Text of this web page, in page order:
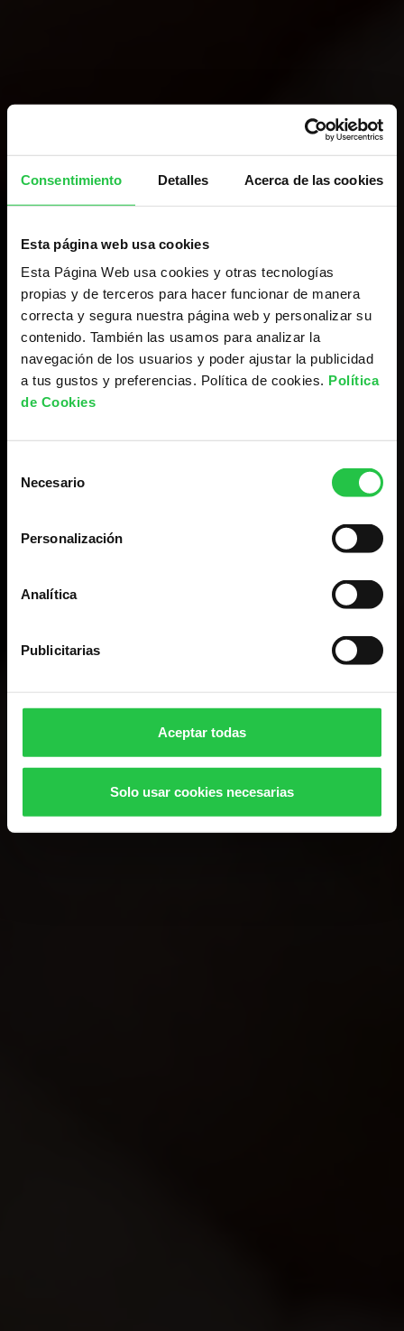
Consentimiento Detalles Acerca de las cookies
Esta página web usa cookies
Esta Página Web usa cookies y otras tecnologías
propias y de terceros para hacer funcionar de manera
correcta y segura nuestra página web y personalizar su
contenido. También las usamos para analizar la
navegación de los usuarios y poder ajustar la publicidad
a tus gustos y preferencias. Política de cookies. Política
de Cookies
Necesario
Personalización
Analítica
Publicitarias
Aceptar todas
Solo usar cookies necesarias